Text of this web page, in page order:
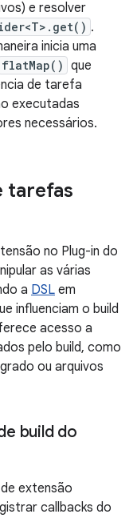
e resolver
.
inicia uma
flatMap() que
de tarefa
executadas
necessários.
tarefas
no Plug-in do
as várias
a DSL em
influenciam o build
acesso a
pelo build, como
ou arquivos
build do
extensão
callbacks do